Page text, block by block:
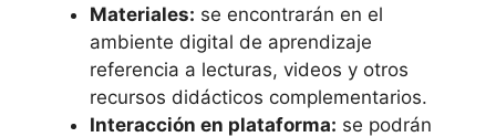
Materiales: se encontrarán en el
ambiente digital de aprendizaje
referencia a lecturas, videos y otros
recursos didácticos complementarios.
Interacción en plataforma: se podrán